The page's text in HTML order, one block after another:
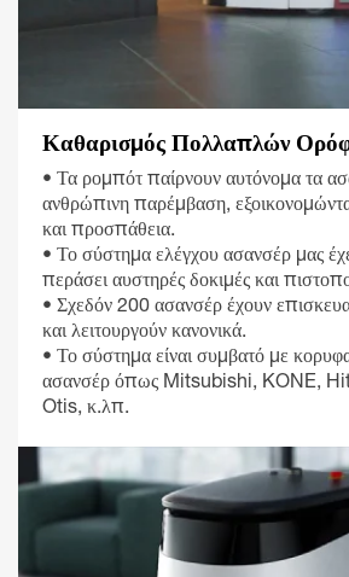
Καθαρισμός Πολλαπλών
• Τα ρομπότ παίρνουν αυτόνομα τα
ανθρώπινη παρέμβαση,
και προσπάθεια.
• Το σύστημα ελέγχου ασανσέρ μας
περάσει αυστηρές δοκιμές και
• Σχεδόν 200 ασανσέρ έχουν
και λειτουργούν κανονικά.
• Το σύστημα είναι συμβατό με
ασανσέρ όπως Mitsubishi, KONE,
Otis, κ.λπ.